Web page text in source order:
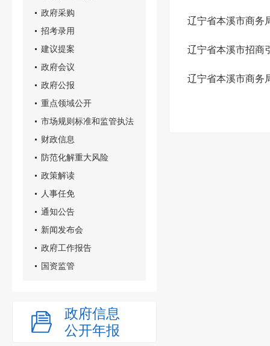
政府采购
招考录用
建议提案
政府会议
政府公报
重点领域公开
市场规则标准和监管执法
财政信息
防范化解重大风险
政策解读
人事任免
通知公告
新闻发布会
政府工作报告
国资监管
政府信息
公开年报
辽宁省本溪市商务
辽宁省本溪市招商
辽宁省本溪市商务